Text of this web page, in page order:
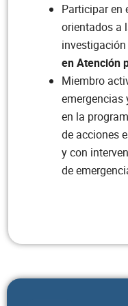
Participar en
orientados a
en Atención
Miembro
emergencias
en la
de acciones
y con
de